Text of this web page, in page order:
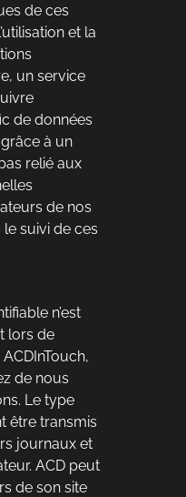
de ces
et la
un service
de données
à un
relié aux
de nos
le suivi de ces
n’est
lors de
de nous
Le type
être transmis
journaux et
ACD peut
de son site